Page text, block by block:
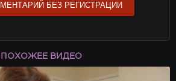
БЕЗ РЕГИСТРАЦИИ
ПОХОЖЕЕ ВИДЕО